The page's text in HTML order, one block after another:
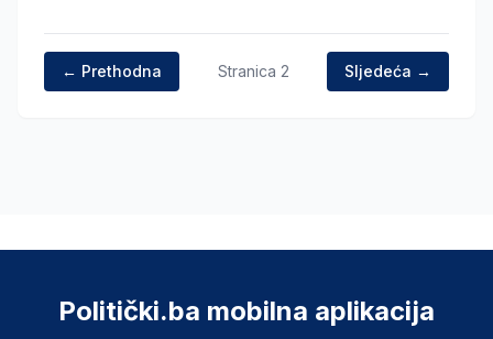
← Prethodna Stranica 2 Sljedeća →
Politički.ba mobilna aplikacija